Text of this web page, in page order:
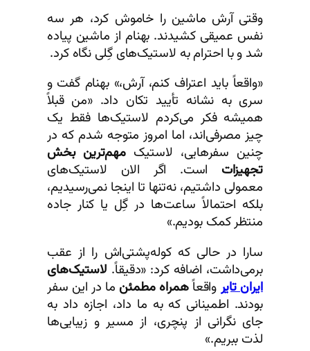
وقتی آرش ماشین را خاموش کرد، هر سه
نفس عمیقی کشیدند. بهنام از ماشین پیاده
شد و با احترام به لاستیک‌های گِلی نگاه کرد.
«واقعاً باید اعتراف کنم، آرش،» بهنام گفت و
سری به نشانه تأیید تکان داد. «من قبلاً
همیشه فکر می‌کردم لاستیک‌ها فقط یک
چیز مصرفی‌اند، اما امروز متوجه شدم که در
چنین سفرهایی، لاستیک مهم‌ترین بخش
تجهیزات است. اگر الان لاستیک‌های
معمولی داشتیم، نه‌تنها تا اینجا نمی‌رسیدیم،
بلکه احتمالاً ساعت‌ها در گِل یا کنار جاده
منتظر کمک بودیم.»
سارا در حالی که کوله‌پشتی‌اش را از عقب
برمی‌داشت، اضافه کرد: «دقیقاً. لاستیک‌های
ایران تایر واقعاًهمراه مطمئن ما در این سفر
بودند. اطمینانی که به ما داد، اجازه داد به
جای نگرانی از پنچری، از مسیر و زیبایی‌ها
لذت ببریم.»